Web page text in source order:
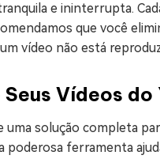
e ininterrupta.
que você
vídeo não está
Vídeos
uma solução completa
poderosa ferramenta